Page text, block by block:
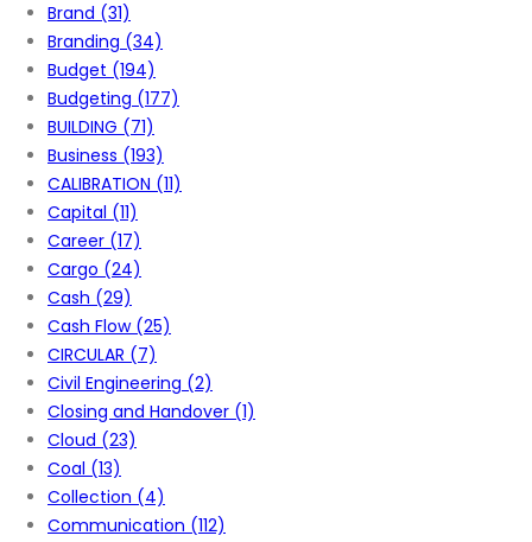
Brand (31)
Branding (34)
Budget (194)
Budgeting (177)
BUILDING (71)
Business (193)
CALIBRATION (11)
Capital (11)
Career (17)
Cargo (24)
Cash (29)
Cash Flow(25)
CIRCULAR (7)
Civil Engineering (2)
Closing and Handover (1)
Cloud (23)
Coal (13)
Collection (4)
Communication (112)